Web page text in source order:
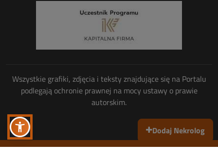
Dodaj Nekrolog
Wszystkie grafiki, zdjęcia i teksty znajdujące się na Portalu
podlegają ochronie prawnej na mocy ustawy o prawie
autorskim.